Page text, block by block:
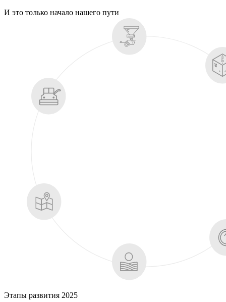
И это только начало нашего пути
Этапы развития 2025